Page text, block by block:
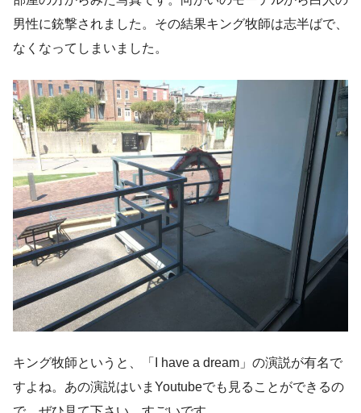
男性に銃撃されました。その結果キング牧師は志半ばで、
なくなってしまいました。
キング牧師というと、「I have a dream」の演説が有名で
すよね。あの演説はいまYoutubeでも見ることができるの